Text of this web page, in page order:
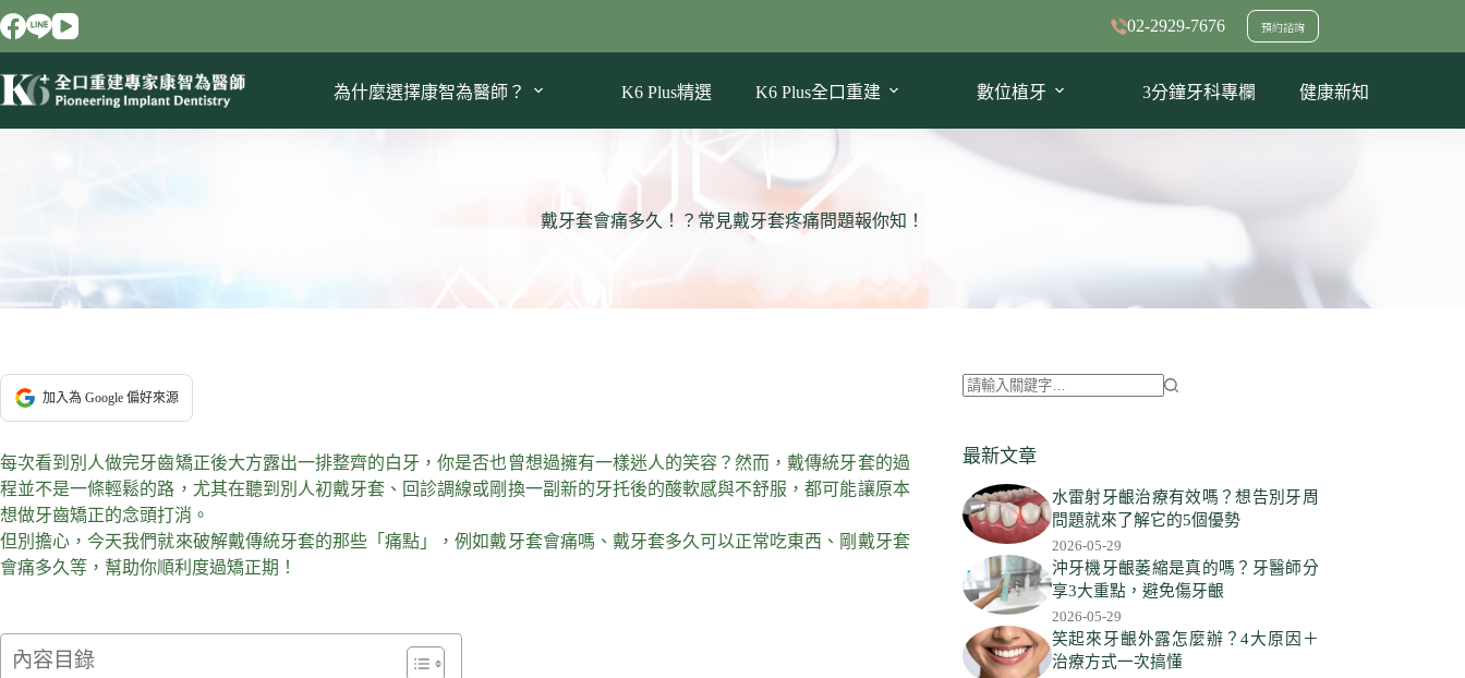
跳
至
要
02-2929-7676 預約諮詢
為什麼選擇康智為醫師？ K6 Plus精選 K6 Plus全口重建 數位植牙 3分鐘牙科專欄 健康新知
戴牙套會痛多久！？常見戴牙套疼痛問題報你知！
加入為 Google 偏好來源
每次看到別人做完牙齒矯正後大方露出一排整齊的白牙，你是否也曾想過擁有一樣迷人的笑容？然而，戴傳統牙套的過
程並不是一條輕鬆的路，尤其在聽到別人初戴牙套、回診調線或剛換一副新的牙托後的酸軟感與不舒服，都可能讓原本
想做牙齒矯正的念頭打消。
但別擔心，今天我們就來破解戴傳統牙套的那些「痛點」，例如戴牙套會痛嗎、戴牙套多久可以正常吃東西、剛戴牙套
會痛多久等，幫助你順利度過矯正期！
內容目錄
到
符
合
條
件
的
果
最新文章
水雷射牙齦治療有效嗎？想告別牙周
問題就來了解它的5個優勢
2026-05-29
沖牙機牙齦萎縮是真的嗎？牙醫師分
享3大重點，避免傷牙齦
2026-05-29
笑起來牙齦外露怎麼辦？4大原因＋
治療方式一次搞懂